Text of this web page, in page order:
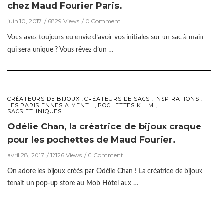
chez Maud Fourier Paris.
juin 10, 2017 6829 Views 0 Comment
Vous avez toujours eu envie d’avoir vos initiales sur un sac à main
qui sera unique ? Vous rêvez d’un …
CRÉATEURS DE BIJOUX CRÉATEURS DE SACS INSPIRATIONS
LES PARISIENNES AIMENT... POCHETTES KILIM
SACS ETHNIQUES
Odélie Chan, la créatrice de bijoux craque
pour les pochettes de Maud Fourier.
avril 28, 2017 12126 Views 0 Comment
On adore les bijoux créés par Odélie Chan ! La créatrice de bijoux
tenait un pop-up store au Mob Hôtel aux …